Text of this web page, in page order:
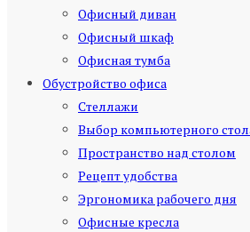
Офисный диван
Офисный шкаф
Офисная тумба
Обустройство офиса
Стеллажи
Выбор компьютерного
Пространство над столом
Рецепт удобства
Эргономика рабочего дня
Офисные кресла